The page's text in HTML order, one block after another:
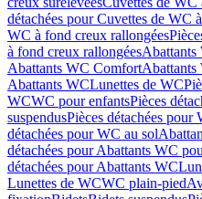
détachées pour Cuvettes de WC
WC à fond creux rallongées
à fond creux rallongées
Abattants WC ComfortAbattants
Abattants WCLunettes de WC
WCWC pour enfantsPièces
suspendusPièces détachées pour
détachées pour WC au sol
détachées pour Abattants WC
détachées pour Abattants WC
Lunettes de WCWC plain-pied